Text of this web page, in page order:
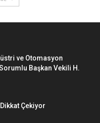
ve Otomasyon
Başkan Vekili H.
Çekiyor